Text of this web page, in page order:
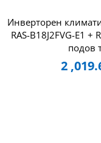
Инверторен
RAS-B18J2FVG-E1 +
подов
2